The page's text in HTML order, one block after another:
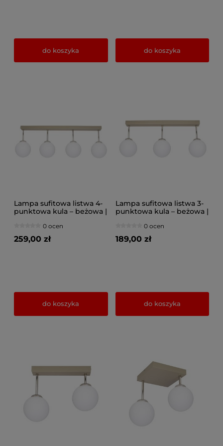
do koszyka do koszyka
Lampa sufitowa listwa 4-
punktowa kula – beżowa |
kloszami szklanymi –
oświetlenie do salonu,
kuchni, jadalni
0 ocen
259,00 zł
do koszyka
Lampa sufitowa listwa 3-
punktowa kula – beżowa |
kloszami szklanymi –
oświetlenie do salonu,
kuchni, jadalni
0 ocen
189,00 zł
do koszyka